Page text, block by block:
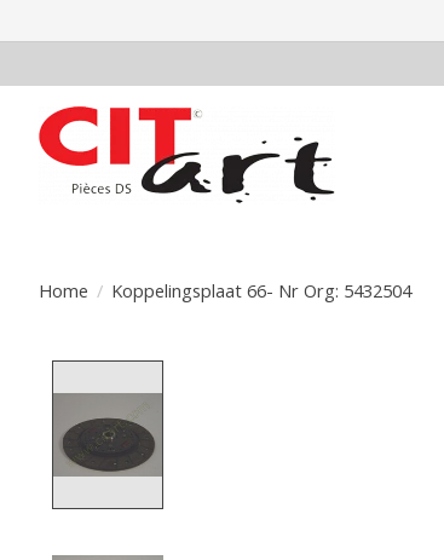
Home / Koppelingsplaat 66- Nr Org: 5432504